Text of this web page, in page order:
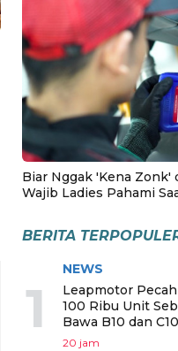
Biar Nggak 'Kena Zonk'
Wajib Ladies Pahami
BERITA
1
NEWS
Leapmotor
100 Ribu Unit
Bawa B10 dan C10
20 jam